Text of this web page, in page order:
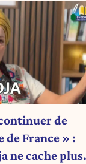
de
de France » :
ne cache plus